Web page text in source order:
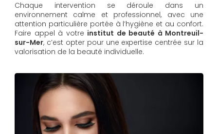
Chaque intervention se déroule dans un
environnement calme et professionnel, avec une
attention particulière portée à l’hygiène et au confort.
Faire appel à votre institut de beauté à Montreuil-
sur-Mer, c’est opter pour une expertise centrée sur la
valorisation de la beauté individuelle.